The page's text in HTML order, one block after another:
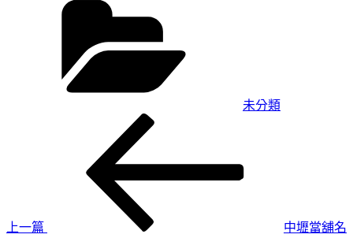
未分類
上一篇
中壢當舖名